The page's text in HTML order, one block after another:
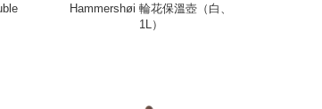
Hammershøi 輪花保溫壺（白、
1L）